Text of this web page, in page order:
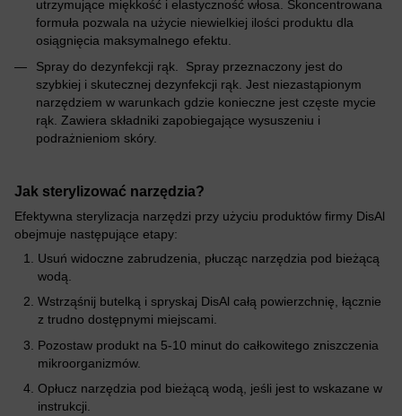
utrzymujące miękkość i elastyczność włosa. Skoncentrowana
formuła pozwala na użycie niewielkiej ilości produktu dla
osiągnięcia maksymalnego efektu.
Spray do dezynfekcji rąk. Spray przeznaczony jest do
szybkiej i skutecznej dezynfekcji rąk. Jest niezastąpionym
narzędziem w warunkach gdzie konieczne jest częste mycie
rąk. Zawiera składniki zapobiegające wysuszeniu i
podrażnieniom skóry.
Jak sterylizować narzędzia?
Efektywna sterylizacja narzędzi przy użyciu produktów firmy DisAl
obejmuje następujące etapy:
Usuń widoczne zabrudzenia, płucząc narzędzia pod bieżącą
wodą.
Wstrząśnij butelką i spryskaj DisAl całą powierzchnię, łącznie
z trudno dostępnymi miejscami.
Pozostaw produkt na 5-10 minut do całkowitego zniszczenia
mikroorganizmów.
Opłucz narzędzia pod bieżącą wodą, jeśli jest to wskazane w
instrukcji.